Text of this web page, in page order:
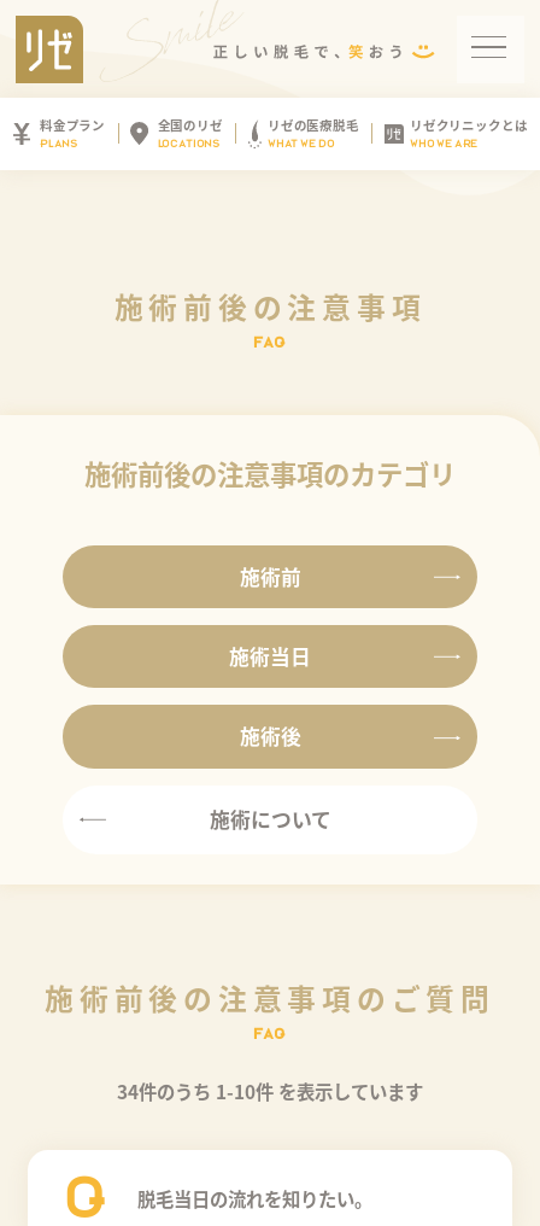
料金プラン
PLANS
全国のリゼ
LOCATIONS
リゼの医療脱毛
WHAT WE DO
リゼクリニックとは
WHO WE ARE
施術前後の注意事項
施術前後の注意事項のカテゴリ
施術前
施術当日
施術後
施術について
施術前後の注意事項のご質問
34件のうち 1-10件 を表示しています
Q 脱毛当日の流れを知りたい。